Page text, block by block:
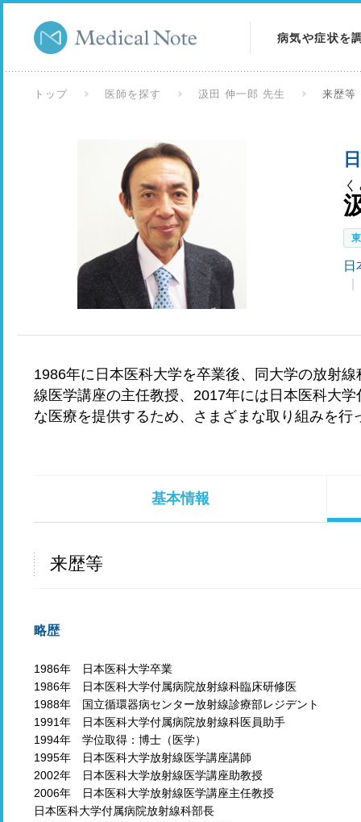
病気や症状を
検査を調べる
トップ 医師を探す 汲田 伸一郎 先生 来歴等
日
1986年に日本医科大学を卒業後、同大学の放射
線医学講座の主任教授、2017年には日本医科大
な医療を提供するため、さまざまな取り組みを行
基本情報
来歴等
略歴
1986年 日本医科大学卒業
1986年 日本医科大学付属病院放射線科臨床研修医
1988年 国立循環器病センター放射線診療部レジデント
1991年 日本医科大学付属病院放射線科医員助手
1994年 学位取得：博士（医学）
1995年 日本医科大学放射線医学講座講師
2002年 日本医科大学放射線医学講座助教授
2006年 日本医科大学放射線医学講座主任教授
日本医科大学付属病院放射線科部長